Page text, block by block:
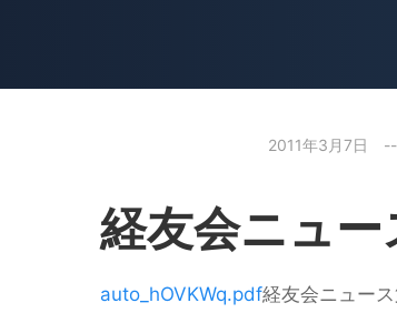
2011年3月7日 --
経友会ニュー
auto_hOVKWq.pdf経友会ニュー